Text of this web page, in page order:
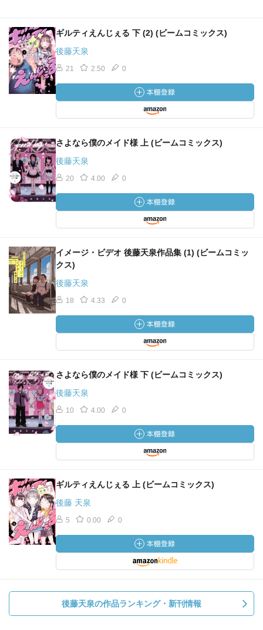
ギルティえんじぇる 下 (2) (ビームコミックス)
後藤天泉
21 2.50 0
さよなら僕のメイド様 上 (ビームコミックス)
後藤天泉
20 4.00 0
イメージ・ビデオ 後藤天泉作品集 (1) (ビームコミッ
クス)
後藤天泉
18 4.33 0
さよなら僕のメイド様 下 (ビームコミックス)
後藤天泉
10 4.00 0
ギルティえんじぇる 上 (ビームコミックス)
後藤 天泉
5 0.00 0
後藤天泉の作品ランキング・新刊情報